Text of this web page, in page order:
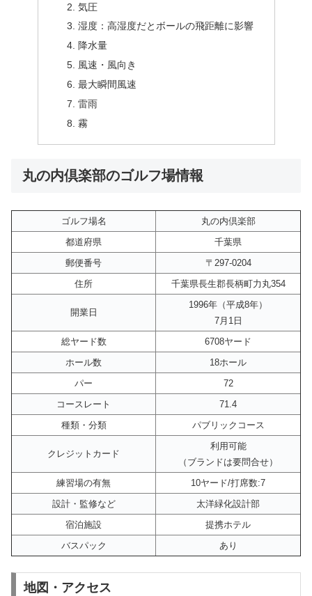
気圧
湿度：高湿度だとボールの飛距離に影響
降水量
風速・風向き
最大瞬間風速
雷雨
霧
丸の内倶楽部のゴルフ場情報
ゴルフ場名
丸の内倶楽部
都道府県
千葉県
郵便番号
〒297-0204
住所
千葉県長生郡長柄町力丸354
開業日
1996年（平成8年）
7月1日
総ヤード数
6708ヤード
ホール数
18ホール
パー
72
コースレート
71.4
種類・分類
パブリックコース
クレジットカード
利用可能
（ブランドは要問合せ）
練習場の有無
10ヤード/打席数:7
設計・監修など
太洋緑化設計部
宿泊施設
提携ホテル
バスパック
あり
地図・アクセス